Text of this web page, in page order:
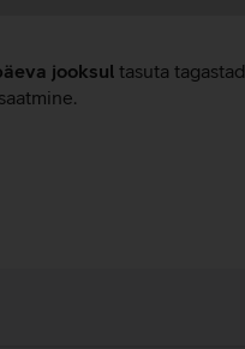
jooksul tasuta